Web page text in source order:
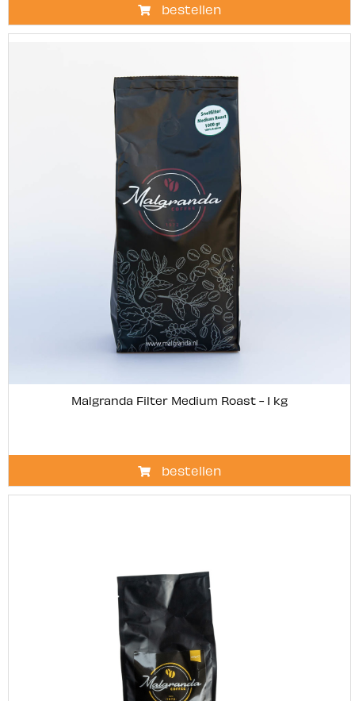
bestellen
Malgranda Filter Medium Roast - 1 kg
bestellen